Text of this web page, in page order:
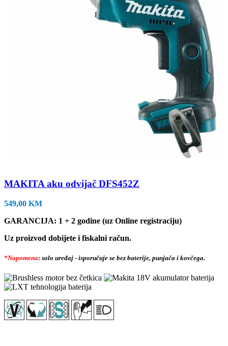
MAKITA aku odvijač DFS452Z
549,00 KM
GARANCIJA: 1 + 2 godine (uz Online registraciju)
Uz proizvod dobijete i fiskalni račun.
*Napomena: solo uređaj - isporučuje se bez baterije, punjača i kovčega.